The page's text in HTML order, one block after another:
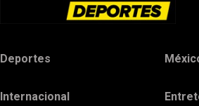
Deportes
Internacional